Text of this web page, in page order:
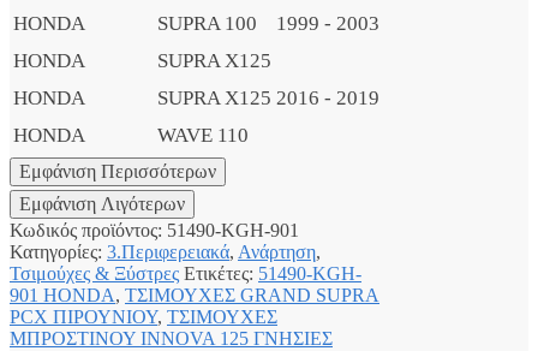
HONDA
SUPRA 100
1999 - 2003
HONDA
SUPRA X125
HONDA
SUPRA X125 2016 - 2019
HONDA
WAVE 110
Κωδικός προϊόντος: 51490-KGH-901
Κατηγορίες: 3.Περιφερειακά, Ανάρτηση,
Τσιμούχες & Ξύστρες Ετικέτες: 51490-KGH-
901 HONDA, ΤΣΙΜΟΥΧΕΣ GRAND SUPRA
PCX ΠΙΡΟΥΝΙΟΥ, ΤΣΙΜΟΥΧΕΣ
ΜΠΡΟΣΤΙΝΟΥ INNOVA 125 ΓΝΗΣΙΕΣ